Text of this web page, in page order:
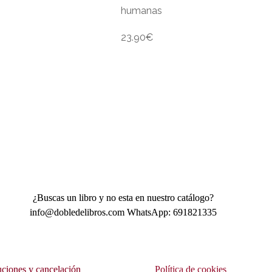
humanas
23.90€
¿Buscas un libro y no esta en nuestro catálogo?
info@dobledelibros.com WhatsApp: 691821335
y cancelación Política de cookies